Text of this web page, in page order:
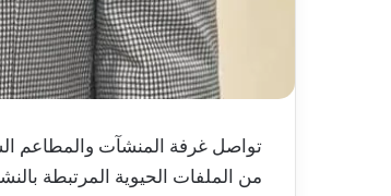
تواصل غرفة المنشآت والمطاعم
من الملفات الحيوية المرتبطة